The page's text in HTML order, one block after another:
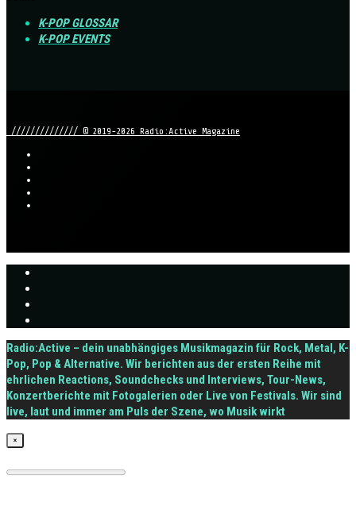
K-POP GLOSSAR
K-POP EVENTS
////////////// © 2019-2026 Radio:Active Magazine
Radio:Active – dein unabhängiges Musikmagazin für Rock, Metal, K-
Pop, Pop & Alternative. Wir berichten aus der ersten Reihe mit
ehrlichen Reactions, Soundchecks und Interviews, Tour-News,
Konzertberichte mit Fotogalerien oder Live von Festivals. Wir sind
live, laut und immer am Puls der Szene, wo Musik wirkt
×